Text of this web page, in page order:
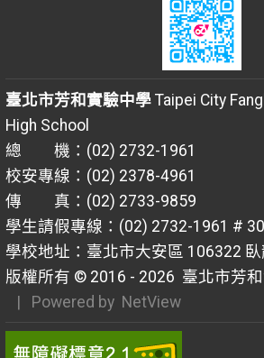
臺北市芳和實驗中學Taipei City
High School
總 機：(02) 2732-1961
校安專線：(02) 2378-4961
傳 真：(02) 2733-9859
學生請假專線：(02) 2732-1961 #
學校地址：臺北市大安區 106322
版權所有 © 2016 - 2026 臺北市芳
| Powered by NetView